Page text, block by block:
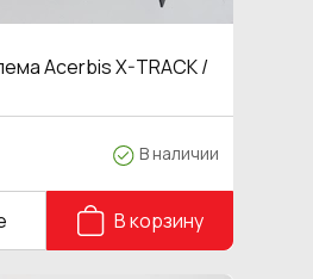
Acerbis X-TRACK /
В наличии
В корзину